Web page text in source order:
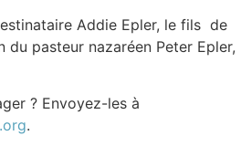
Addie Epler, le fils de
du pasteur nazaréen Peter Epler,
? Envoyez-les à
.